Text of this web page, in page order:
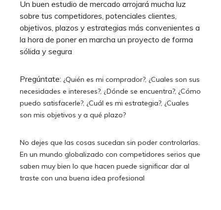
Un buen estudio de mercado arrojará mucha luz
sobre tus competidores, potenciales clientes,
objetivos, plazos y estrategias más convenientes a
la hora de poner en marcha un proyecto de forma
sólida y segura
Pregúntate: ¿Quién es mi comprador?, ¿Cuales son sus
necesidades e intereses?, ¿Dónde se encuentra?, ¿Cómo
puedo satisfacerle?, ¿Cuál es mi estrategia?, ¿Cuales
son mis objetivos y a qué plazo?
No dejes que las cosas sucedan sin poder controlarlas.
En un mundo globalizado con competidores serios que
saben muy bien lo que hacen puede significar dar al
traste con una buena idea profesional